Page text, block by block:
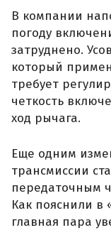
В компании
погоду
затруднено.
который
требует
четкость
ход рычага.
Еще одним
трансмиссии
передаточным
Как пояснили в
главная пара